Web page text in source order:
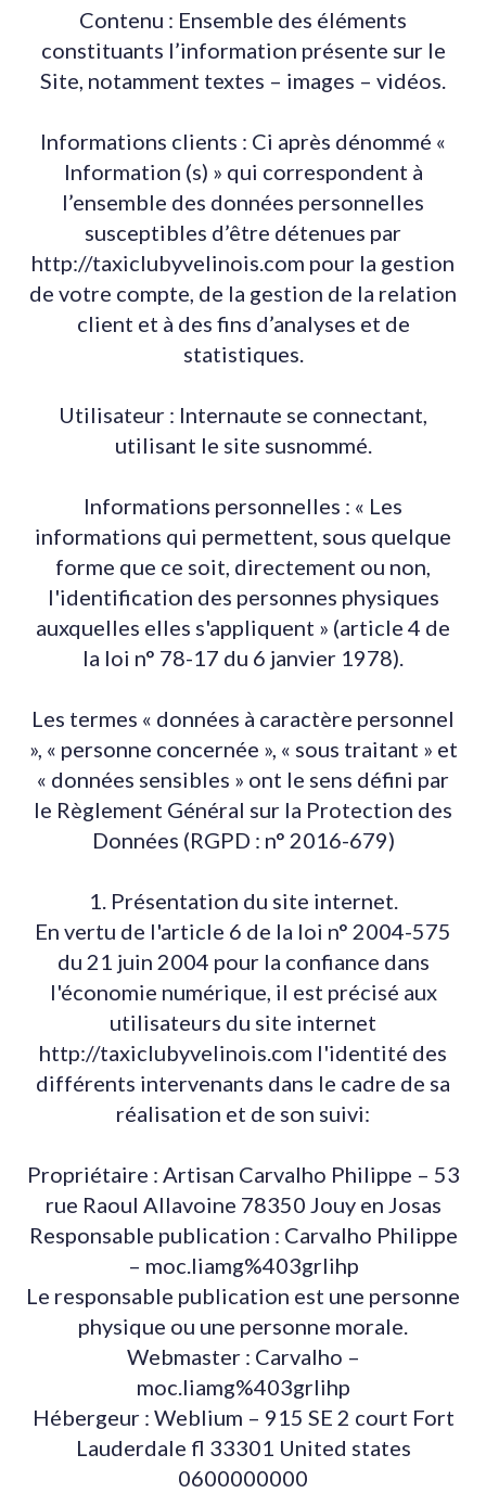
Contenu : Ensemble des éléments
constituants l’information présente sur le
Site, notamment textes – images – vidéos.
Informations clients : Ci après dénommé «
Information (s) » qui correspondent à
l’ensemble des données personnelles
susceptibles d’être détenues par
http://taxiclubyvelinois.com pour la gestion
de votre compte, de la gestion de la relation
client et à des fins d’analyses et de
statistiques.
Utilisateur : Internaute se connectant,
utilisant le site susnommé.
Informations personnelles : « Les
informations qui permettent, sous quelque
forme que ce soit, directement ou non,
l'identification des personnes physiques
auxquelles elles s'appliquent » (article 4 de
la loi n° 78-17 du 6 janvier 1978).
Les termes « données à caractère personnel
», « personne concernée », « sous traitant » et
« données sensibles » ont le sens défini par
le Règlement Général sur la Protection des
Données (RGPD : n° 2016-679)
1. Présentation du site internet.
En vertu de l'article 6 de la loi n° 2004-575
du 21 juin 2004 pour la confiance dans
l'économie numérique, il est précisé aux
utilisateurs du site internet
http://taxiclubyvelinois.com l'identité des
différents intervenants dans le cadre de sa
réalisation et de son suivi:
Propriétaire : Artisan Carvalho Philippe – 53
rue Raoul Allavoine 78350 Jouy en Josas
Responsable publication : Carvalho Philippe
– moc.liamg%403grlihp
Le responsable publication est une personne
physique ou une personne morale.
Webmaster : Carvalho –
moc.liamg%403grlihp
Hébergeur : Weblium – 915 SE 2 court Fort
Lauderdale fl 33301 United states
0600000000